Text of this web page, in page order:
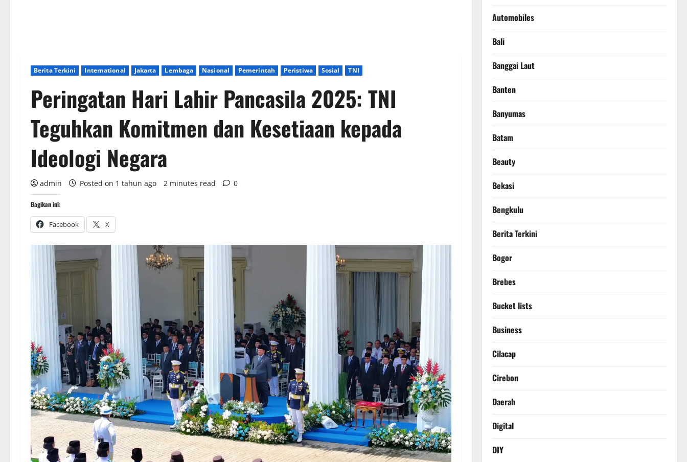
Berita Terkini International Jakarta Lembaga Nasional Pemerintah Peristiwa Sosial TNI
Peringatan Hari Lahir Pancasila 2025: TNI
Teguhkan Komitmen dan Kesetiaan kepada
Ideologi Negara
admin Posted on 1 tahun ago 2 minutes read 0
Bagikan ini:
Facebook X
Automobiles
Bali
Banggai Laut
Banten
Banyumas
Batam
Beauty
Bekasi
Bengkulu
Berita Terkini
Bogor
Brebes
Bucket lists
Business
Cilacap
Cirebon
Daerah
Digital
DIY